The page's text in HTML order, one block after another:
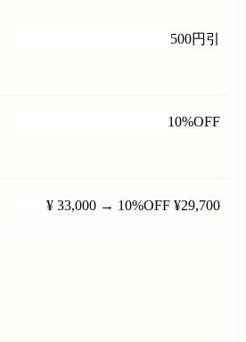
500円引
10%OFF
¥ 33,000 → 10%OFF ¥29,700